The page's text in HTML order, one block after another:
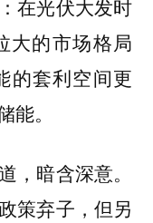
在光伏大发时
大的市场格局
的套利空间更
。
，暗含深意。
策弃子，但另